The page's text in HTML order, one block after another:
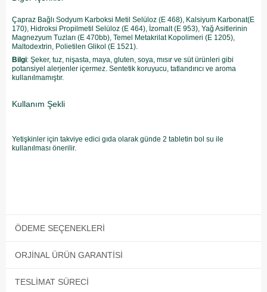
Çapraz Bağlı Sodyum Karboksi Metil Selüloz (E 468), Kalsiyum Karbonat(E
170), Hidroksi Propilmetil Selüloz (E 464), İzomalt (E 953), Yağ Asitlerinin
Magnezyum Tuzları (E 470bb), Temel Metakrilat Kopolimeri (E 1205),
Maltodextrin, Polietilen Glikol (E 1521).
Bilgi: Şeker, tuz, nişasta, maya, gluten, soya, mısır ve süt ürünleri gibi
potansiyel alerjenler içermez. Sentetik koruyucu, tatlandırıcı ve aroma
kullanılmamıştır.
Kullanım Şekli
Yetişkinler için takviye edici gıda olarak günde 2 tabletin bol su ile
kullanılması önerilir.
ÖDEME SEÇENEKLERI
ORJINAL ÜRÜN GARANTISI
TESLIMAT SÜRECI